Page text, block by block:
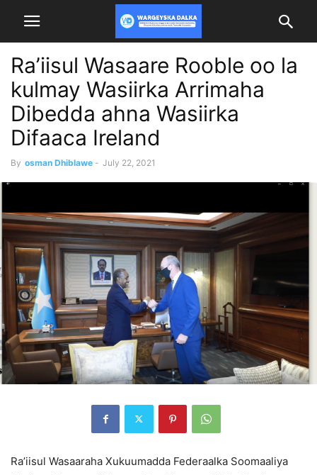
Ra’iisul Wasaare Rooble oo la
kulmay Wasiirka Arrimaha
Dibedda ahna Wasiirka
Difaaca Ireland
By osman Dhiblawe - July 22, 2021
Ra’iisul Wasaaraha Xukuumadda Federaalka Soomaaliya